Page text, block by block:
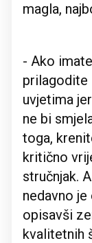
magla,
- Ako
prilagodite
uvjetima
ne bi
toga,
kritično
stručnjak.
nedavno
opisavši
kvalitetnih